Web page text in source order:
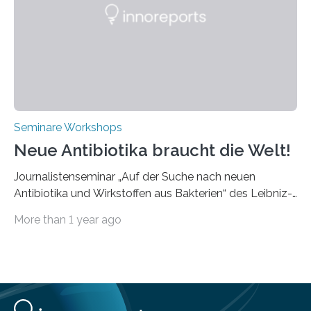
diesmal auf innovativen Strahlformungslösungen, die
Seminare Workshops
Neue Antibiotika braucht die Welt!
Journalistenseminar „Auf der Suche nach neuen
Antibiotika und Wirkstoffen aus Bakterien“ des Leibniz-
2024. Eine zunehmende und besorgniserregende
Arbeitsgruppen von Wissenschaftlern sind weltweit auf
More than 1 year ago